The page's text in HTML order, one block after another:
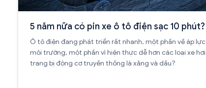
5 năm nữa có pin xe ô tô điện sạc 10 phút?
Ô tô điện đang phát triển rất nhanh, một phần về áp lực
môi trường, một phần vì hiện thực dễ hơn các loại xe hơi
trang bị động cơ truyền thống là xăng và dầu?